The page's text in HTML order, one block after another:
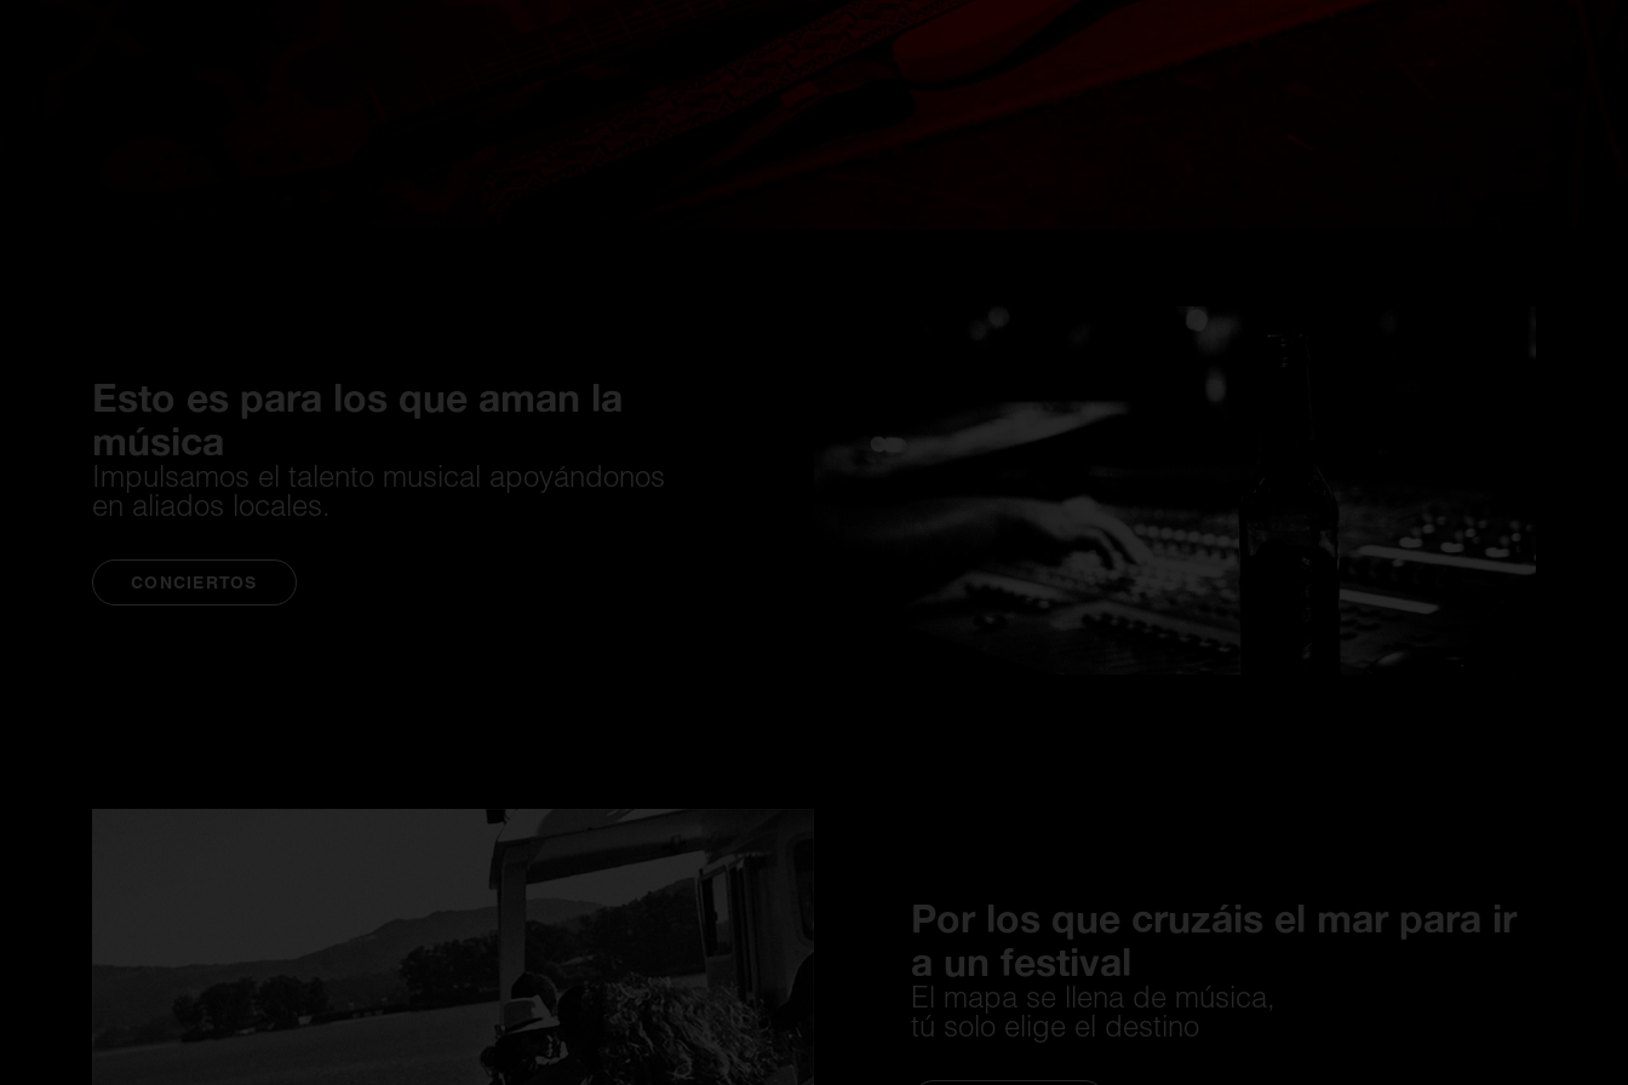
Esto es para los que aman la
música
Impulsamos el talento musical apoyándonos
en aliados locales.
CONCIERTOSSE ABRE EN UNA PESTAÑA NUEVA
Por los que cruzáis el mar para ir
a un festival
El mapa se llena de música,
tú solo elige el destino